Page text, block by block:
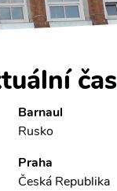
čas
Barnaul
Rusko
Praha
Česká Republika